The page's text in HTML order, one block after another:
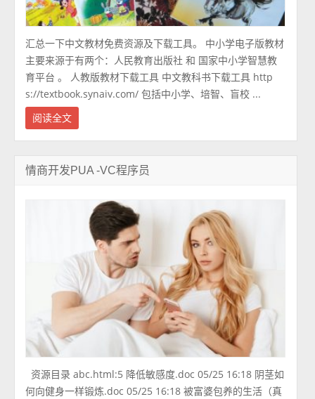
汇总一下中文教材免费资源及下载工具。 中小学电子版教材
主要来源于有两个：人民教育出版社 和 国家中小学智慧教
育平台 。 人教版教材下载工具 中文教科书下载工具 http
s://textbook.synaiv.com/ 包括中小学、培智、盲校 ...
阅读全文
情商开发PUA -VC程序员
资源目录 abc.html:5 降低敏感度.doc 05/25 16:18 阴茎如
何向健身一样锻炼.doc 05/25 16:18 被富婆包养的生活（真